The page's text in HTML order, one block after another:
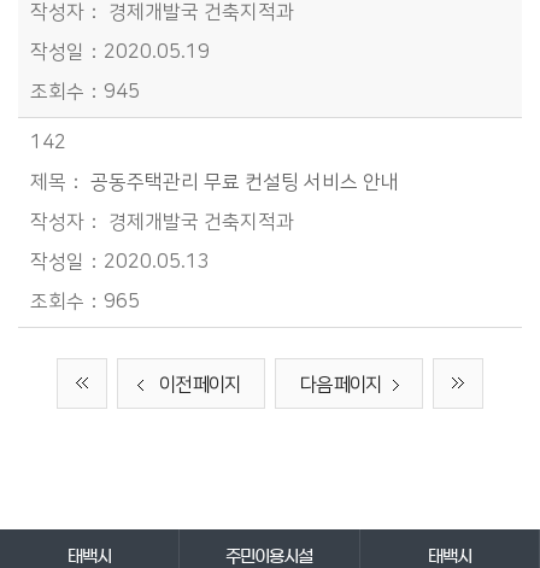
경제개발국 건축지적과
2020.05.19
945
142
공동주택관리 무료 컨설팅 서비스 안내
경제개발국 건축지적과
2020.05.13
965
이전 페이지 다음 페이지
태백시 주민이용시설 태백시